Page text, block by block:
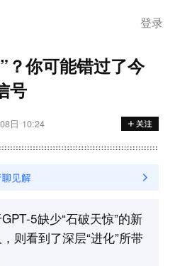
登录
？你可能错过了今
号
日 10:24
5缺少“石破天惊”的新
则看到了深层“进化”所带